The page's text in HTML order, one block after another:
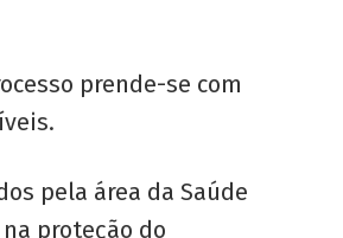
prende-se com
pela área da Saúde
proteção do